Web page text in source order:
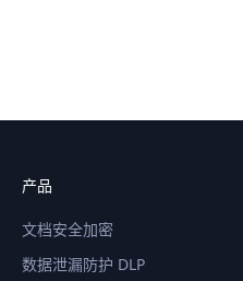
产品
文档安全加密
数据泄漏防护 DLP